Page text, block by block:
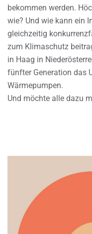
bekommen werden.
wie? Und wie kann ein
gleichzeitig
zum Klimaschutz
in Haag in
fünfter Generation das
Wärmepumpen.
Und möchte alle dazu